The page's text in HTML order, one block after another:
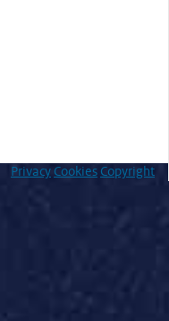
Privacy Cookies Copyright